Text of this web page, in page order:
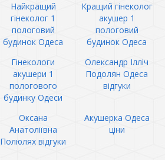
Найкращий
гінеколог 1
пологовий
будинок Одеса
Кращий гінеколог
акушер 1
пологовий
будинок Одеса
Гінекологи
акушери 1
пологового
будинку Одеси
Олександр Ілліч
Подолян Одеса
відгуки
Оксана
Анатоліївна
Полюлях відгуки
Акушерка Одеса
ціни